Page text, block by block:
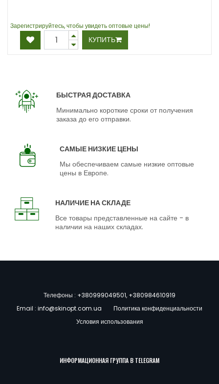
Зарегистрируйтесь, чтобы увидеть оптовые цены!
КУПИТЬ
БЫСТРАЯ ДОСТАВКА
Минимально короткие сроки от получения
заказа до его отправки.
САМЫЕ НИЗКИЕ ЦЕНЫ
Мы обеспечиваем самые низкие оптовые
цены в Европе.
НАЛИЧИЕ НА СКЛАДЕ
Все товары представленные на сайте - в
наличии на наших складах.
Телефоны : +380999049501, +380984610919
Email : info@skinopt.com.ua
Политика конфиденциальности
Условия использования
ИНФОРМАЦИОННАЯ ГРУППА В TELEGRAM